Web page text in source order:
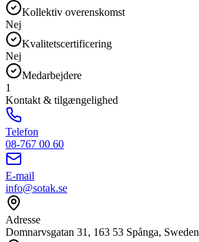
Kollektiv overenskomst
Nej
Kvalitetscertificering
Nej
Medarbejdere
1
Kontakt & tilgængelighed
Telefon
08-767 00 60
E-mail
info@sotak.se
Adresse
Domnarvsgatan 31, 163 53 Spånga, Sweden